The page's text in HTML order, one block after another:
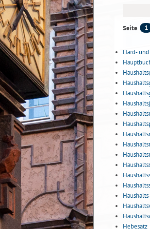
Seite 1
Hard-
Hebesatz